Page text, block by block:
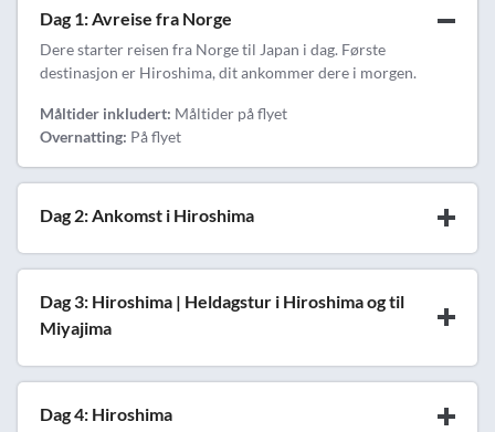
Dag 1: Avreise fra Norge
Dere starter reisen fra Norge til Japan i dag. Første
destinasjon er Hiroshima, dit ankommer dere i morgen.
Måltider inkludert: Måltider på flyet
Overnatting: På flyet
Dag 2: Ankomst i Hiroshima
Dag 3: Hiroshima | Heldagstur i Hiroshima og til
Miyajima
Dag 4: Hiroshima